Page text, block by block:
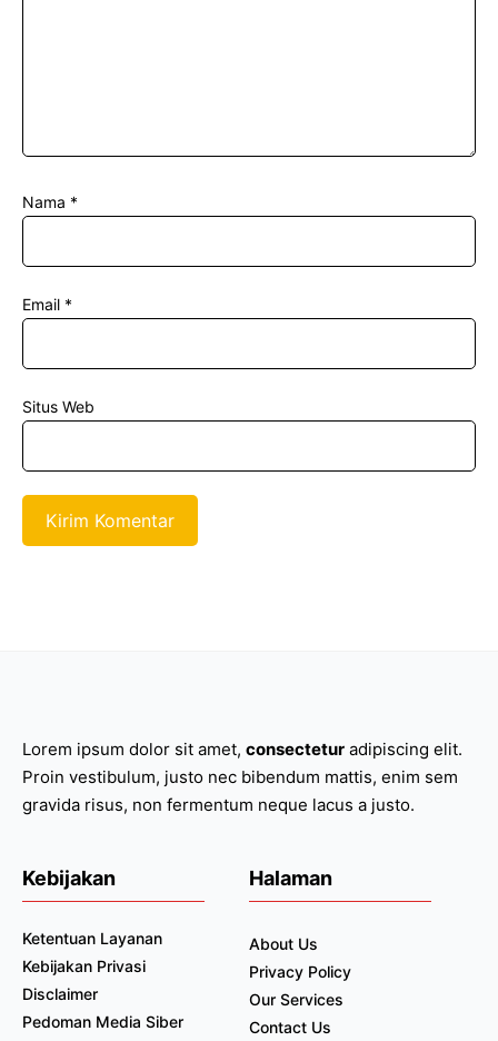
Nama *
Email *
Situs Web
Lorem ipsum dolor sit amet, consectetur adipiscing elit.
Proin vestibulum, justo nec bibendum mattis, enim sem
gravida risus, non fermentum neque lacus a justo.
Kebijakan
Ketentuan Layanan
Kebijakan Privasi
Disclaimer
Pedoman Media Siber
Halaman
About Us
Privacy Policy
Our Services
Contact Us